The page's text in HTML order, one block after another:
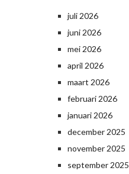
juli 2026
juni 2026
mei 2026
april 2026
maart 2026
februari 2026
januari 2026
december 2025
november 2025
september 2025